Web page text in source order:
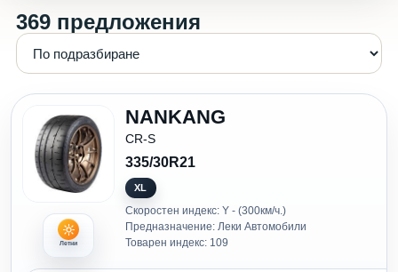
369 предложения
Летни
NANKANG
CR-S
335/30R21
XL
Скоростен индекс: Y - (300км/ч.)
Предназначение: Леки Автомобили
Товарен индекс: 109